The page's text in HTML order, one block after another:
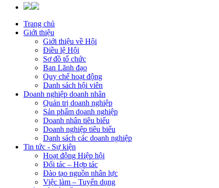
Trang chủ
Giới thiệu
Giới thiệu về Hội
Điều lệ Hội
Sơ đồ tổ chức
Ban Lãnh đạo
Quy chế hoạt động
Danh sách hội viên
Doanh nghiệp doanh nhân
Quản trị doanh nghiệp
Sản phẩm doanh nghiệp
Doanh nhân tiêu biểu
Doanh nghiệp tiêu biểu
Danh sách các doanh nghiệp
Tin tức - Sự kiện
Hoạt động Hiệp hội
Đối tác – Hợp tác
Đào tạo nguồn nhân lực
Việc làm – Tuyển dụng